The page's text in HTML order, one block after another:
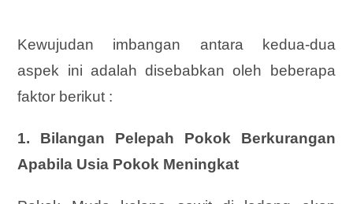
Kewujudan imbangan antara kedua-dua
aspek ini adalah disebabkan oleh beberapa
faktor berikut :
1. Bilangan Pelepah Pokok Berkurangan
Apabila Usia Pokok Meningkat